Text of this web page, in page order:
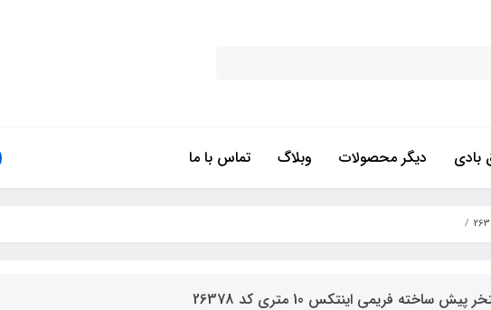
بادی دیگر محصولات وبلاگ تماس با ما
پیش ساخته فریمی اینتکس 10 متری کد 26378